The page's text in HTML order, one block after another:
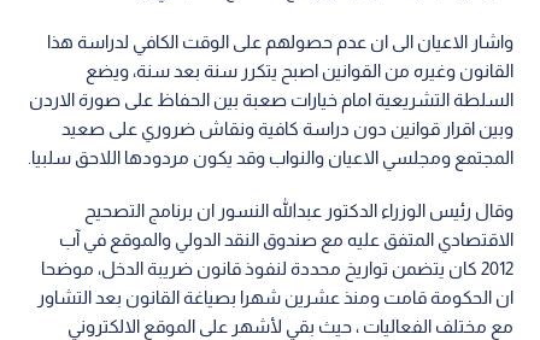
واشار الاعيان الى ان عدم حصولهم على الوقت الكافي لدراسة هذا
القانون وغيره من القوانين اصبح يتكرر سنة بعد سنة، ويضع
السلطة التشريعية امام خيارات صعبة بين الحفاظ على صورة الاردن
وبين اقرار قوانين دون دراسة كافية ونقاش ضروري على صعيد
المجتمع ومجلسي الاعيان والنواب وقد يكون مردودها اللاحق سلبيا.
وقال رئيس الوزراء الدكتور عبدالله النسور ان برنامج التصحيح
الاقتصادي المتفق عليه مع صندوق النقد الدولي والموقع في آب
2012 كان يتضمن تواريخ محددة لنفوذ قانون ضريبة الدخل، موضحا
ان الحكومة قامت ومنذ عشرين شهرا بصياغة القانون بعد التشاور
مع مختلف الفعاليات ، حيث بقي لأشهر على الموقع الالكتروني